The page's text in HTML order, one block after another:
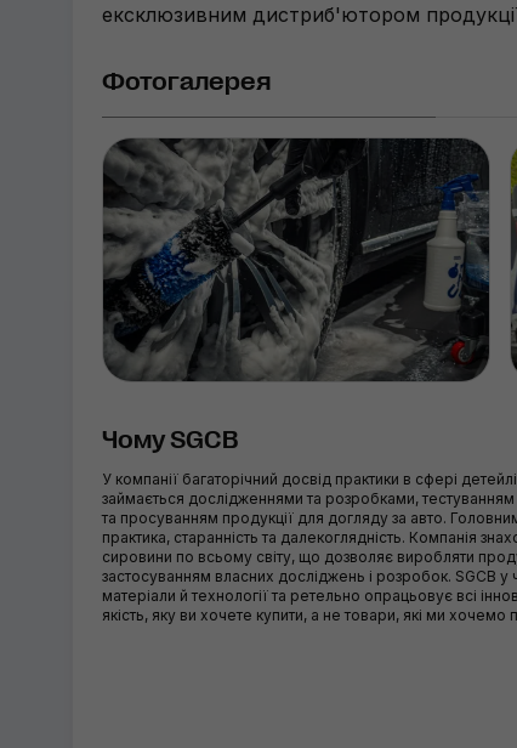
ексклюзивним дистриб'ютором продукції
Фотогалерея
Чому SGCB
У компанії багаторічний досвід практики в сфері
займається дослідженнями та розробками,
та просуванням продукції для догляду за авто.
практика, старанність та далекоглядність. Компанія
сировини по всьому світу, що дозволяє виробляти
застосуванням власних досліджень і розробок. SGCB у
матеріали й технології та ретельно опрацьовує всі
якість, яку ви хочете купити, а не товари, які ми хочемо